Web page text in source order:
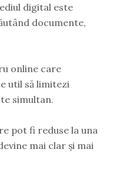
digital este
documente,
online care
util să limitezi
simultan.
pot fi reduse la una
mai clar și mai